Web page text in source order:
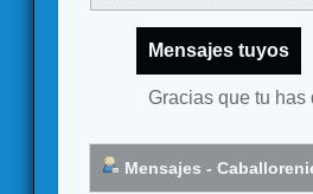
Mensajes tuyos
Gracias que tu
Mensajes -